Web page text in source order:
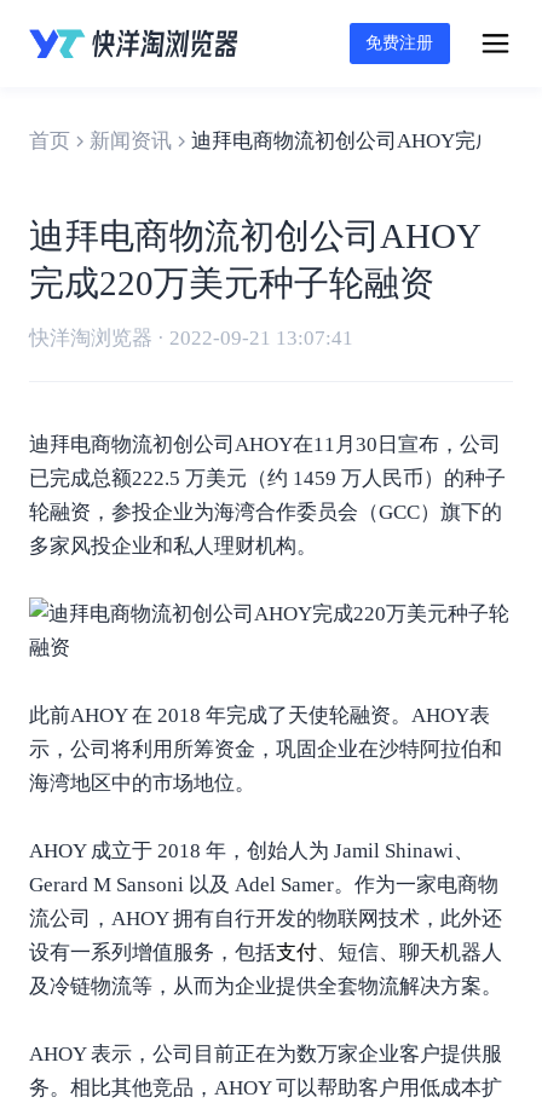
免费注册
首页 新闻资讯 迪拜电商物流初创公司AHOY完成220
迪拜电商物流初创公司AHOY
完成220万美元种子轮融资
快洋淘浏览器 · 2022-09-21 13:07:41
迪拜电商物流初创公司AHOY在11月30日宣布，公司
已完成总额222.5 万美元（约 1459 万人民币）的种子
轮融资，参投企业为海湾合作委员会（GCC）旗下的
多家风投企业和私人理财机构。
此前AHOY 在 2018 年完成了天使轮融资。AHOY表
示，公司将利用所筹资金，巩固企业在沙特阿拉伯和
海湾地区中的市场地位。
AHOY 成立于 2018 年，创始人为 Jamil Shinawi、
Gerard M Sansoni 以及 Adel Samer。作为一家电商物
流公司，AHOY 拥有自行开发的物联网技术，此外还
设有一系列增值服务，包括支付、短信、聊天机器人
及冷链物流等，从而为企业提供全套物流解决方案。
AHOY 表示，公司目前正在为数万家企业客户提供服
务。相比其他竞品，AHOY 可以帮助客户用低成本扩